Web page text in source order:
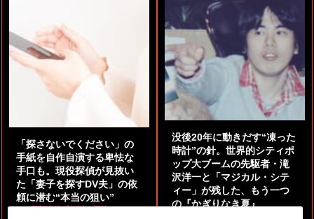
「探さないでください」の
手紙を自作自演する卑怯な
手口も。現役探偵が見抜い
た「妻子を探すDV夫」の依
頼に潜む“本当の狙い”
by 阿部泰尚『伝説の探偵』
没後20年に動きだす“凍った
時計”の針。世界的シティポ
ップ大ブームの先駆者・滝
沢洋一と「マジカル・シテ
ィー」が残した、もう一つ
の『かぎりなき夏』